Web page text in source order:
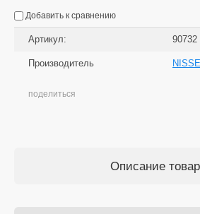
Добавить к сравнению
Артикул: 90732
Производитель
поделиться
Описание